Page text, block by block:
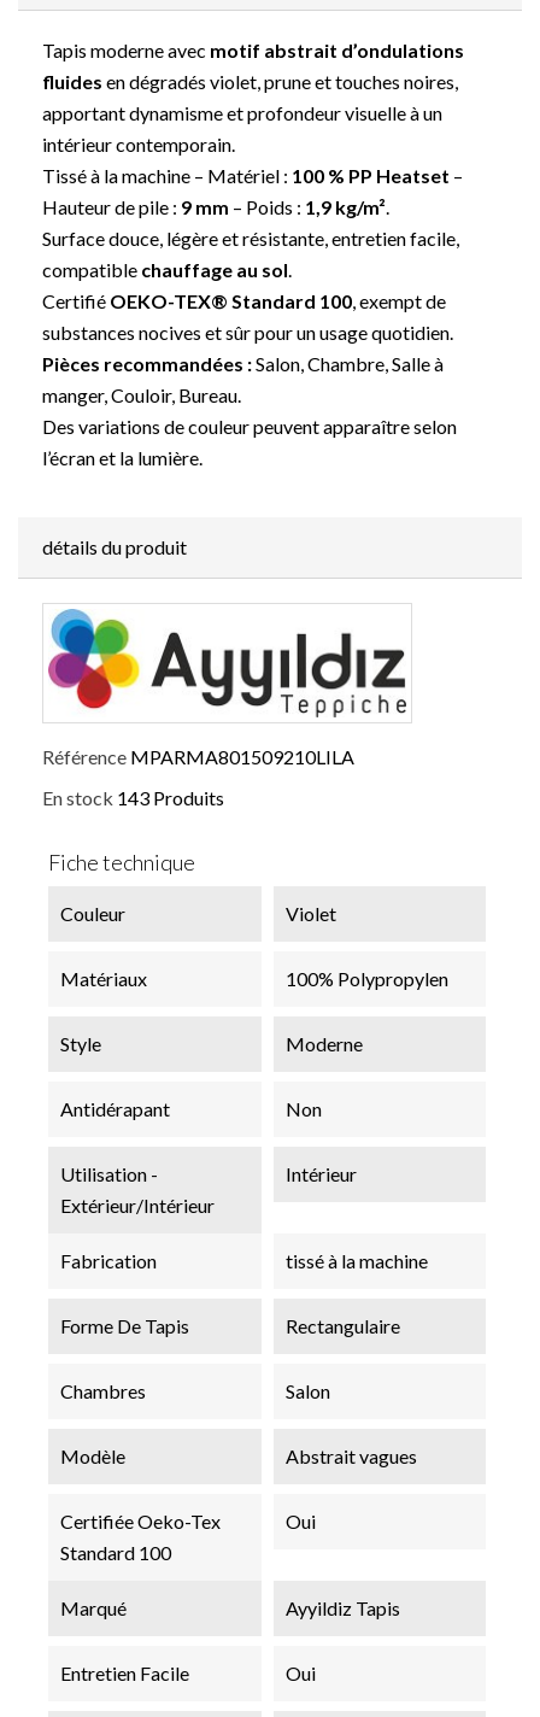
Tapis moderne avec motif abstrait d’ondulations
fluides en dégradés violet, prune et touches noires,
apportant dynamisme et profondeur visuelle à un
intérieur contemporain.
Tissé à la machine – Matériel : 100 % PP Heatset –
Hauteur de pile : 9 mm – Poids : 1,9 kg/m²
Surface douce, légère et résistante, entretien facile,
compatible chauffage au sol
Certifié OEKO-TEX® Standard 100 , exempt de
substances nocives et sûr pour un usage quotidien.
Pièces recommandées :Salon, Chambre, Salle à
manger, Couloir, Bureau.
Des variations de couleur peuvent apparaître selon
l’écran et la lumière.
détails du produit
Référence MPARMA801509210LILA
En stock 143 Produits
Fiche technique
Couleur Violet
Matériaux 100% Polypropylen
Style Moderne
Antidérapant Non
Utilisation -
Extérieur/Intérieur
Intérieur
Fabrication tissé à la machine
Forme De Tapis Rectangulaire
Chambres Salon
Modèle Abstrait vagues
Certifiée Oeko-Tex
Standard 100
Oui
Marqué Ayyildiz Tapis
Entretien Facile Oui